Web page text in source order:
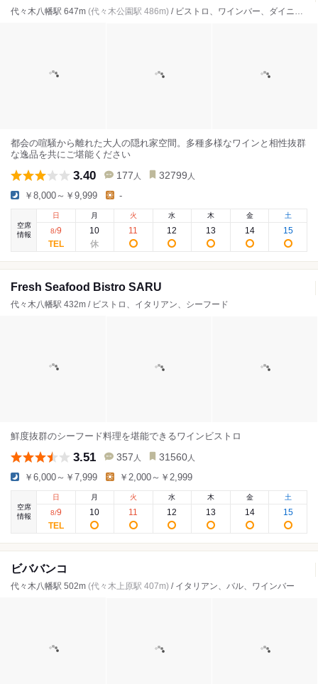
代々木八幡駅 647m (代々木公園駅 486m) / ビストロ、ワインバー、ダイニングバー
都会の喧騒から離れた大人の隠れ家空間。多種多様なワインと相性抜群
な逸品を共にご堪能ください
3.40 177 人 32799 人
￥8,000～￥9,999 -
空席
情報
日
8/9
月
10
火
11
水
12
木
13
金
14
土
15
Fresh Seafood Bistro SARU
代々木八幡駅 432m / ビストロ、イタリアン、シーフード
鮮度抜群のシーフード料理を堪能できるワインビストロ
3.51 357 人 31560 人
￥6,000～￥7,999 ￥2,000～￥2,999
空席
情報
日
8/9
月
10
火
11
水
12
木
13
金
14
土
15
ビババンコ
代々木八幡駅 502m (代々木上原駅 407m) / イタリアン、バル、ワインバー